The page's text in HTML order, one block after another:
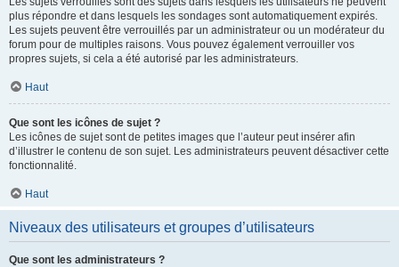
plus répondre et dans lesquels les sondages sont automatiquement expirés.
Les sujets peuvent être verrouillés par un administrateur ou un modérateur du
forum pour de multiples raisons. Vous pouvez également verrouiller vos
propres sujets, si cela a été autorisé par les administrateurs.
Haut
Que sont les icônes de sujet ?
Les icônes de sujet sont de petites images que l’auteur peut insérer afin
d’illustrer le contenu de son sujet. Les administrateurs peuvent désactiver cette
fonctionnalité.
Haut
Niveaux des utilisateurs et groupes d’utilisateurs
Que sont les administrateurs ?